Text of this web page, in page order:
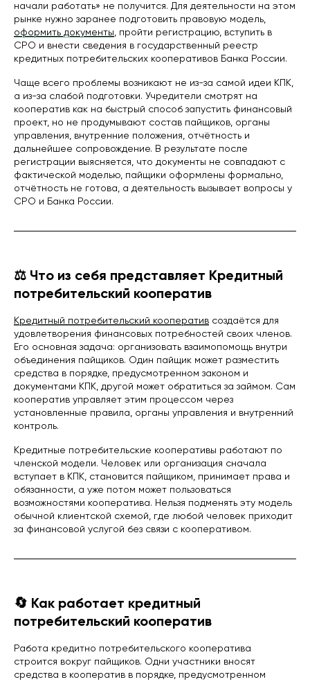
начали работать» не получится. Для деятельности на этом
рынке нужно заранее подготовить правовую модель,
оформить документы , пройти регистрацию, вступить в
СРО и внести сведения в государственный реестр
кредитных потребительских кооперативов Банка России.
Чаще всего проблемы возникают не из-за самой идеи КПК,
а из-за слабой подготовки. Учредители смотрят на
кооператив как на быстрый способ запустить финансовый
проект, но не продумывают состав пайщиков, органы
управления, внутренние положения, отчётность и
дальнейшее сопровождение. В результате после
регистрации выясняется, что документы не совпадают с
фактической моделью, пайщики оформлены формально,
отчётность не готова, а деятельность вызывает вопросы у
СРО и Банка России.
⚖️ Что из себя представляет Кредитный
потребительский кооператив
Кредитный потребительский кооператив создаётся для
удовлетворения финансовых потребностей своих членов.
Его основная задача: организовать взаимопомощь внутри
объединения пайщиков. Один пайщик может разместить
средства в порядке, предусмотренном законом и
документами КПК, другой может обратиться за займом. Сам
кооператив управляет этим процессом через
установленные правила, органы управления и внутренний
контроль.
Кредитные потребительские кооперативы работают по
членской модели. Человек или организация сначала
вступает в КПК, становится пайщиком, принимает права и
обязанности, а уже потом может пользоваться
возможностями кооператива. Нельзя подменять эту модель
обычной клиентской схемой, где любой человек приходит
за финансовой услугой без связи с кооперативом.
🔄 Как работает кредитный
потребительский кооператив
Работа кредитно потребительского кооператива
строится вокруг пайщиков. Одни участники вносят
средства в кооператив в порядке, предусмотренном